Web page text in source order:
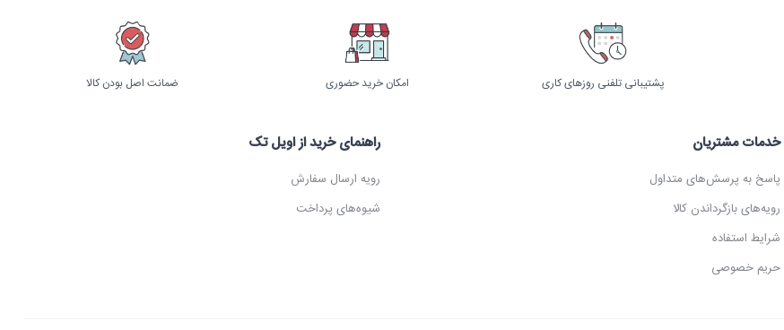
پشتیبانی تلفنی روزهای کاری امکان خرید حضوری ضمانت اصل بودن کالا
خدمات مشتریان
پاسخ به پرسش‌های متداول
رویه‌های بازگرداندن کالا
شرایط استفاده
حریم خصوصی
راهنمای خرید از اویل تک
رویه ارسال سفارش
شیوه‌های پرداخت